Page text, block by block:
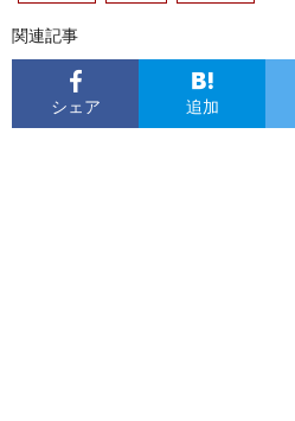
関連記事
シェア 追加